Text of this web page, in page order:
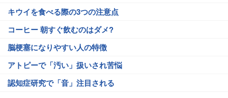
キウイを食べる際の3つの注意点
コーヒー 朝すぐ飲むのはダメ?
脳梗塞になりやすい人の特徴
アトピーで「汚い」扱いされ苦悩
認知症研究で「音」注目される